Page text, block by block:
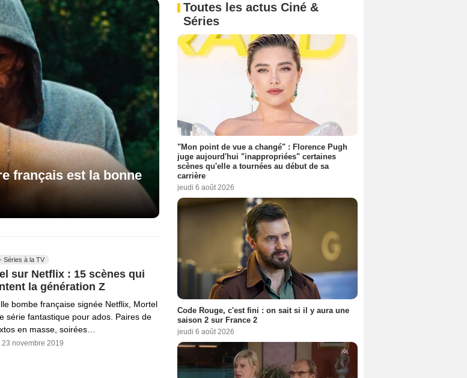
français est la bonne
Séries à la TV
sur Netflix : 15 scènes qui
la génération Z
bombe française signée Netflix, Mortel
série fantastique pour ados. Paires de
en masse, soirées…
23 novembre 2019
Toutes les actus Ciné &
Séries
"Mon point de vue a changé" : Florence Pugh
juge aujourd'hui "inappropriées" certaines
scènes qu'elle a tournées au début de sa
carrière
jeudi 6 août 2026
Code Rouge, c'est fini : on sait si il y aura une
saison 2 sur France 2
jeudi 6 août 2026